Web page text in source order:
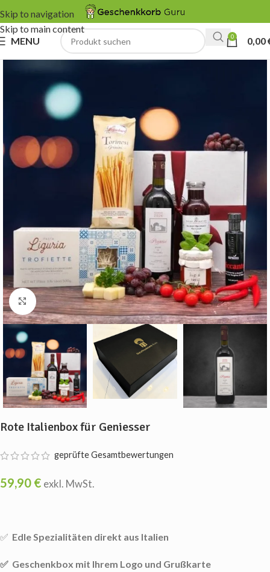
Skip to navigation
Skip to main content
MENU
0 0,00
Vergrößern
Rote Italienbox für Geniesser
geprüfte Gesamtbewertungen
59,90 € exkl. MwSt.
✅ Edle Spezialitäten direkt aus Italien
✅ Geschenkbox mit Ihrem Logo und Grußkarte